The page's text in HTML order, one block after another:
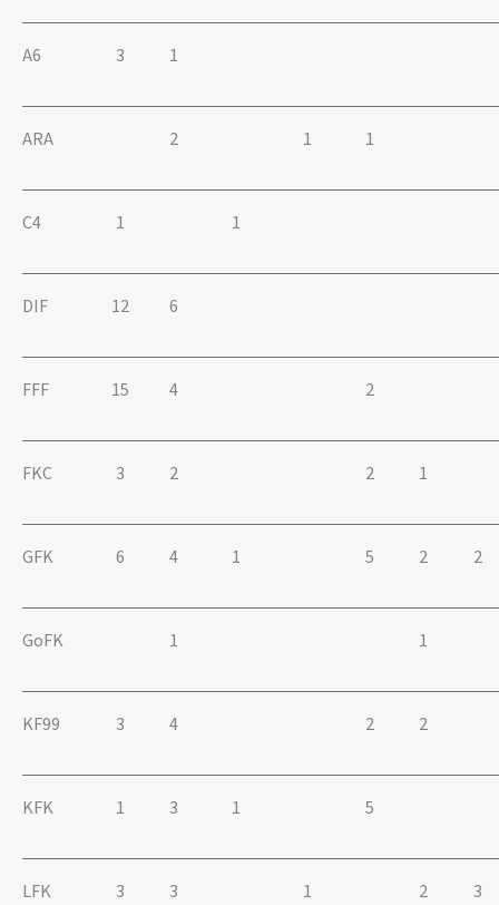
A6 3 1
ARA 2 1 1
C4 1 1
DIF 12 6
FFF 15 4 2
FKC 3 2 2 1
GFK 6 4 1 5 2 2
GoFK 1 1
KF99 3 4 2 2
KFK 1 3 1 5
LFK 3 3 1 2 3